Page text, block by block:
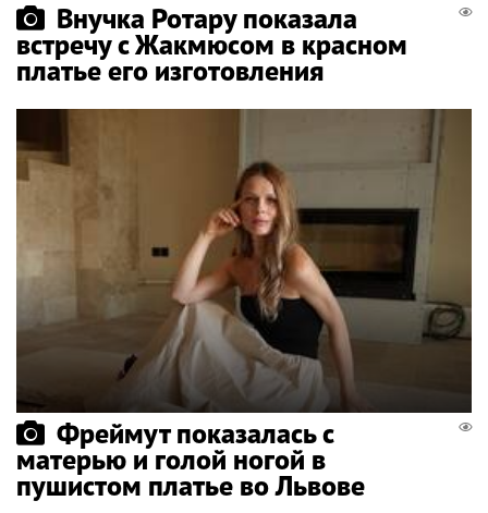
Внучка Ротару показала
встречу с Жакмюсом в красном
платье его изготовления
Фреймут показалась с
матерью и голой ногой в
пушистом платье во Львове